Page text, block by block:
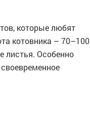
которые любят
котовника – 70–100
листья. Особенно